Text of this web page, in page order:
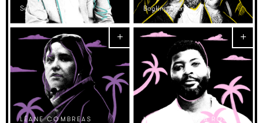
Senior Agent Booking Agent
LÉANE COMBREAS MICKY FARIA DA ROSA